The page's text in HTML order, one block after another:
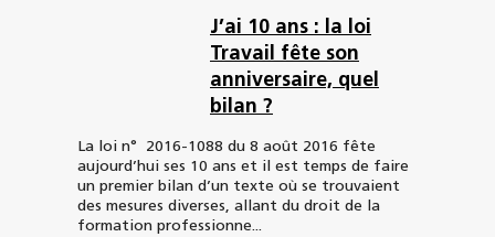
J’ai 10 ans : la loi
Travail fête son
anniversaire, quel
bilan ?
La loi n° 2016-1088 du 8 août 2016 fête
aujourd’hui ses 10 ans et il est temps de faire
un premier bilan d’un texte où se trouvaient
des mesures diverses, allant du droit de la
formation professionne...